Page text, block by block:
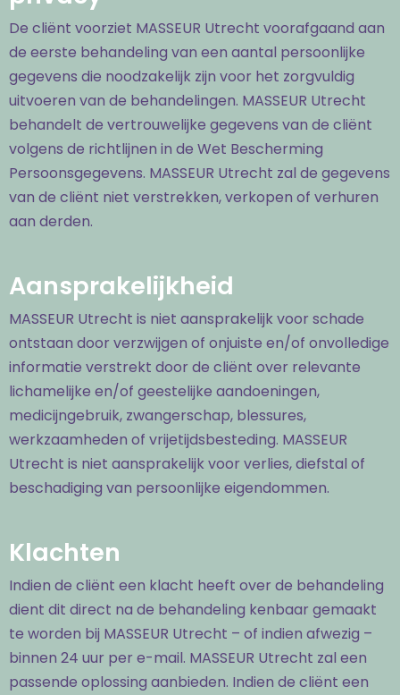
De cliënt voorziet MASSEUR Utrecht voorafgaand aan
de eerste behandeling van een aantal persoonlijke
gegevens die noodzakelijk zijn voor het zorgvuldig
uitvoeren van de behandelingen. MASSEUR Utrecht
behandelt de vertrouwelijke gegevens van de cliënt
volgens de richtlijnen in de Wet Bescherming
Persoonsgegevens. MASSEUR Utrecht zal de gegevens
van de cliënt niet verstrekken, verkopen of verhuren
aan derden.
Aansprakelijkheid
MASSEUR Utrecht is niet aansprakelijk voor schade
ontstaan door verzwijgen of onjuiste en/of onvolledige
informatie verstrekt door de cliënt over relevante
lichamelijke en/of geestelijke aandoeningen,
medicijngebruik, zwangerschap, blessures,
werkzaamheden of vrijetijdsbesteding. MASSEUR
Utrecht is niet aansprakelijk voor verlies, diefstal of
beschadiging van persoonlijke eigendommen.
Klachten
Indien de cliënt een klacht heeft over de behandeling
dient dit direct na de behandeling kenbaar gemaakt
te worden bij MASSEUR Utrecht – of indien afwezig –
binnen 24 uur per e-mail. MASSEUR Utrecht zal een
passende oplossing aanbieden. Indien de cliënt een